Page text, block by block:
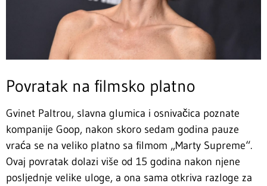
Povratak na filmsko platno
Gvinet Paltrou, slavna glumica i osnivačica poznate
kompanije Goop, nakon skoro sedam godina pauze
vraća se na veliko platno sa filmom „Marty Supreme“.
Ovaj povratak dolazi više od 15 godina nakon njene
posljednje velike uloge, a ona sama otkriva razloge za